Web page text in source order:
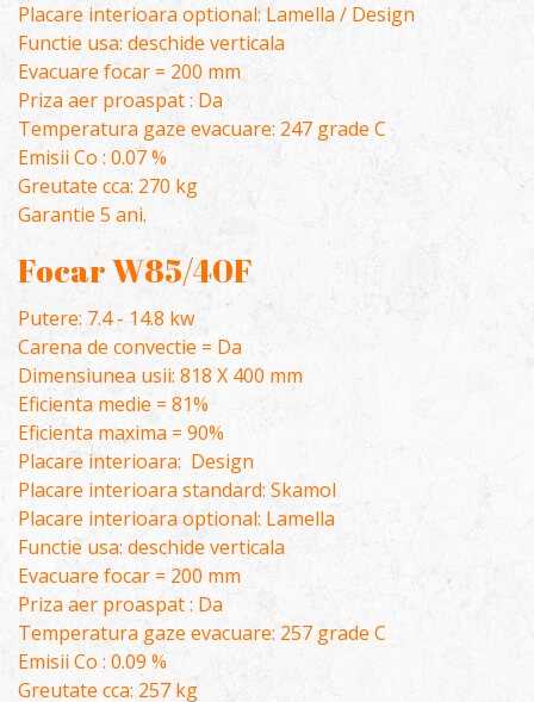
Placare interioara optional: Lamella / Design
Functie usa: deschide verticala
Evacuare focar = 200 mm
Priza aer proaspat : Da
Temperatura gaze evacuare: 247 grade C
Emisii Co : 0.07 %
Greutate cca: 270 kg
Garantie 5 ani.
Focar W85/40F
Putere: 7.4 - 14.8 kw
Carena de convectie = Da
Dimensiunea usii: 818 X 400 mm
Eficienta medie = 81%
Eficienta maxima = 90%
Placare interioara: Design
Placare interioara standard: Skamol
Placare interioara optional: Lamella
Functie usa: deschide verticala
Evacuare focar = 200 mm
Priza aer proaspat : Da
Temperatura gaze evacuare: 257 grade C
Emisii Co : 0.09 %
Greutate cca: 257 kg